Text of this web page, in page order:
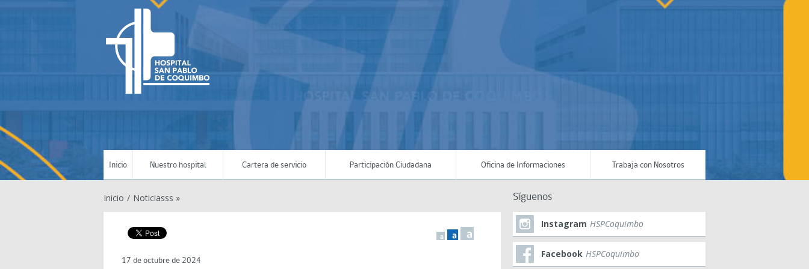
Inicio Nuestro hospital Cartera de servicio Participación Ciudadana Oficina de Informaciones Trabaja con Nosotros
Inicio / Noticiasss »
a a a
17 de octubre de 2024
Síguenos
Instagram HSPCoquimbo
Facebook HSPCoquimbo